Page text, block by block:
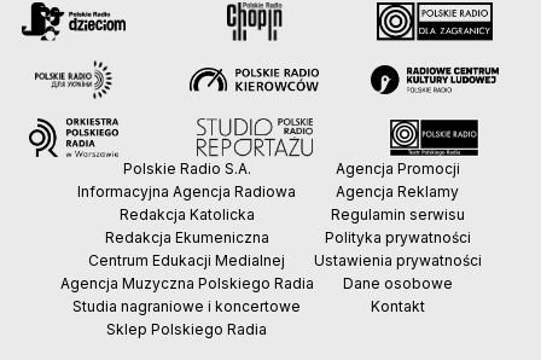
Polskie Radio S.A.
Informacyjna Agencja Radiowa
Redakcja Katolicka
Redakcja Ekumeniczna
Centrum Edukacji Medialnej
Agencja Muzyczna Polskiego Radia
Studia nagraniowe i koncertowe
Sklep Polskiego Radia
Agencja Promocji
Agencja Reklamy
Regulamin serwisu
Polityka prywatności
Ustawienia prywatności
Dane osobowe
Kontakt